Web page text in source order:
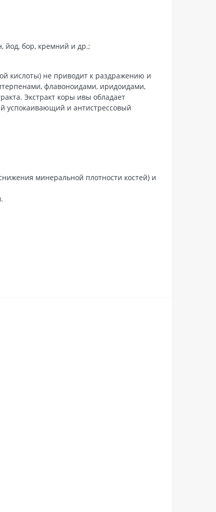
йод, бор, кремний и др.;
кислоты) не приводит к раздражению и
флавоноидами, иридоидами,
Экстракт коры ивы обладает
успокаивающий и антистрессовый
минеральной плотности костей) и